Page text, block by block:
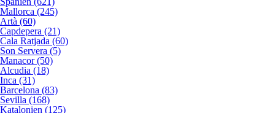
Mallorca (245)
Artà (60)
Capdepera (21)
Cala Ratjada (60)
Son Servera (5)
Manacor (50)
Alcudia (18)
Inca (31)
Barcelona (83)
Sevilla (168)
Katalonien (125)